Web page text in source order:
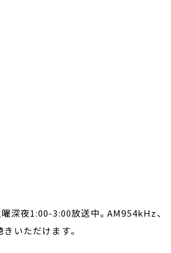
深夜1:00-3:00放送中。AM954kHz、
きいただけます。